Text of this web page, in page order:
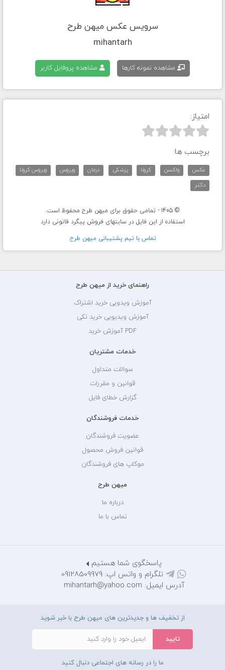
سرویس عکس میهن طرح
mihantarh
مشاهده نمونه کارها مشاهده پروفایل کاربر
امتیاز:



برچسب ها:
عکس واکسن کرونا پزشکی درمان ویروس
ویروس کرونا
دکتر
© 1405 - تمامی حقوق برای میهن طرح محفوظ است.
استفاده از این فایل در سایتهای فروش پیگرد قانونی دارد
تماس با تيم پشتيبانی ميهن طرح
راهنمای خرید از میهن طرح
آموزش ویدویی خرید اشتراک
آموزش ویدیویی خرید تکی
PDF آموزش خرید
خدمات مشتریان
سوالات متداول
قوانین و مقررات
گزارش خطای فایل
خدمات فروشندگان
عضویت فروشندگان
قوانین فروش محصول
موکاپ های فروشندگان
میهن طرح
درباره ما
تماس با ما
پاسخگوی شما هستیم
تلگرام و واتس اپ: 09128509979
آدرس ایمیل: mihantarh@yahoo.com
از تخفیف ها و جدیدترین های میهن طرح با خبر شوید
ما را در رسانه های اجتماعی دنبال کنید